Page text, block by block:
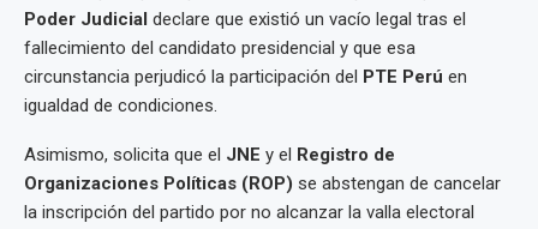
Poder Judicial declare que existió un vacío legal tras el
fallecimiento del candidato presidencial y que esa
circunstancia perjudicó la participación del PTE Perú en
igualdad de condiciones.
Asimismo, solicita que el JNE y el Registro de
Organizaciones Políticas (ROP) se abstengan de cancelar
la inscripción del partido por no alcanzar la valla electoral